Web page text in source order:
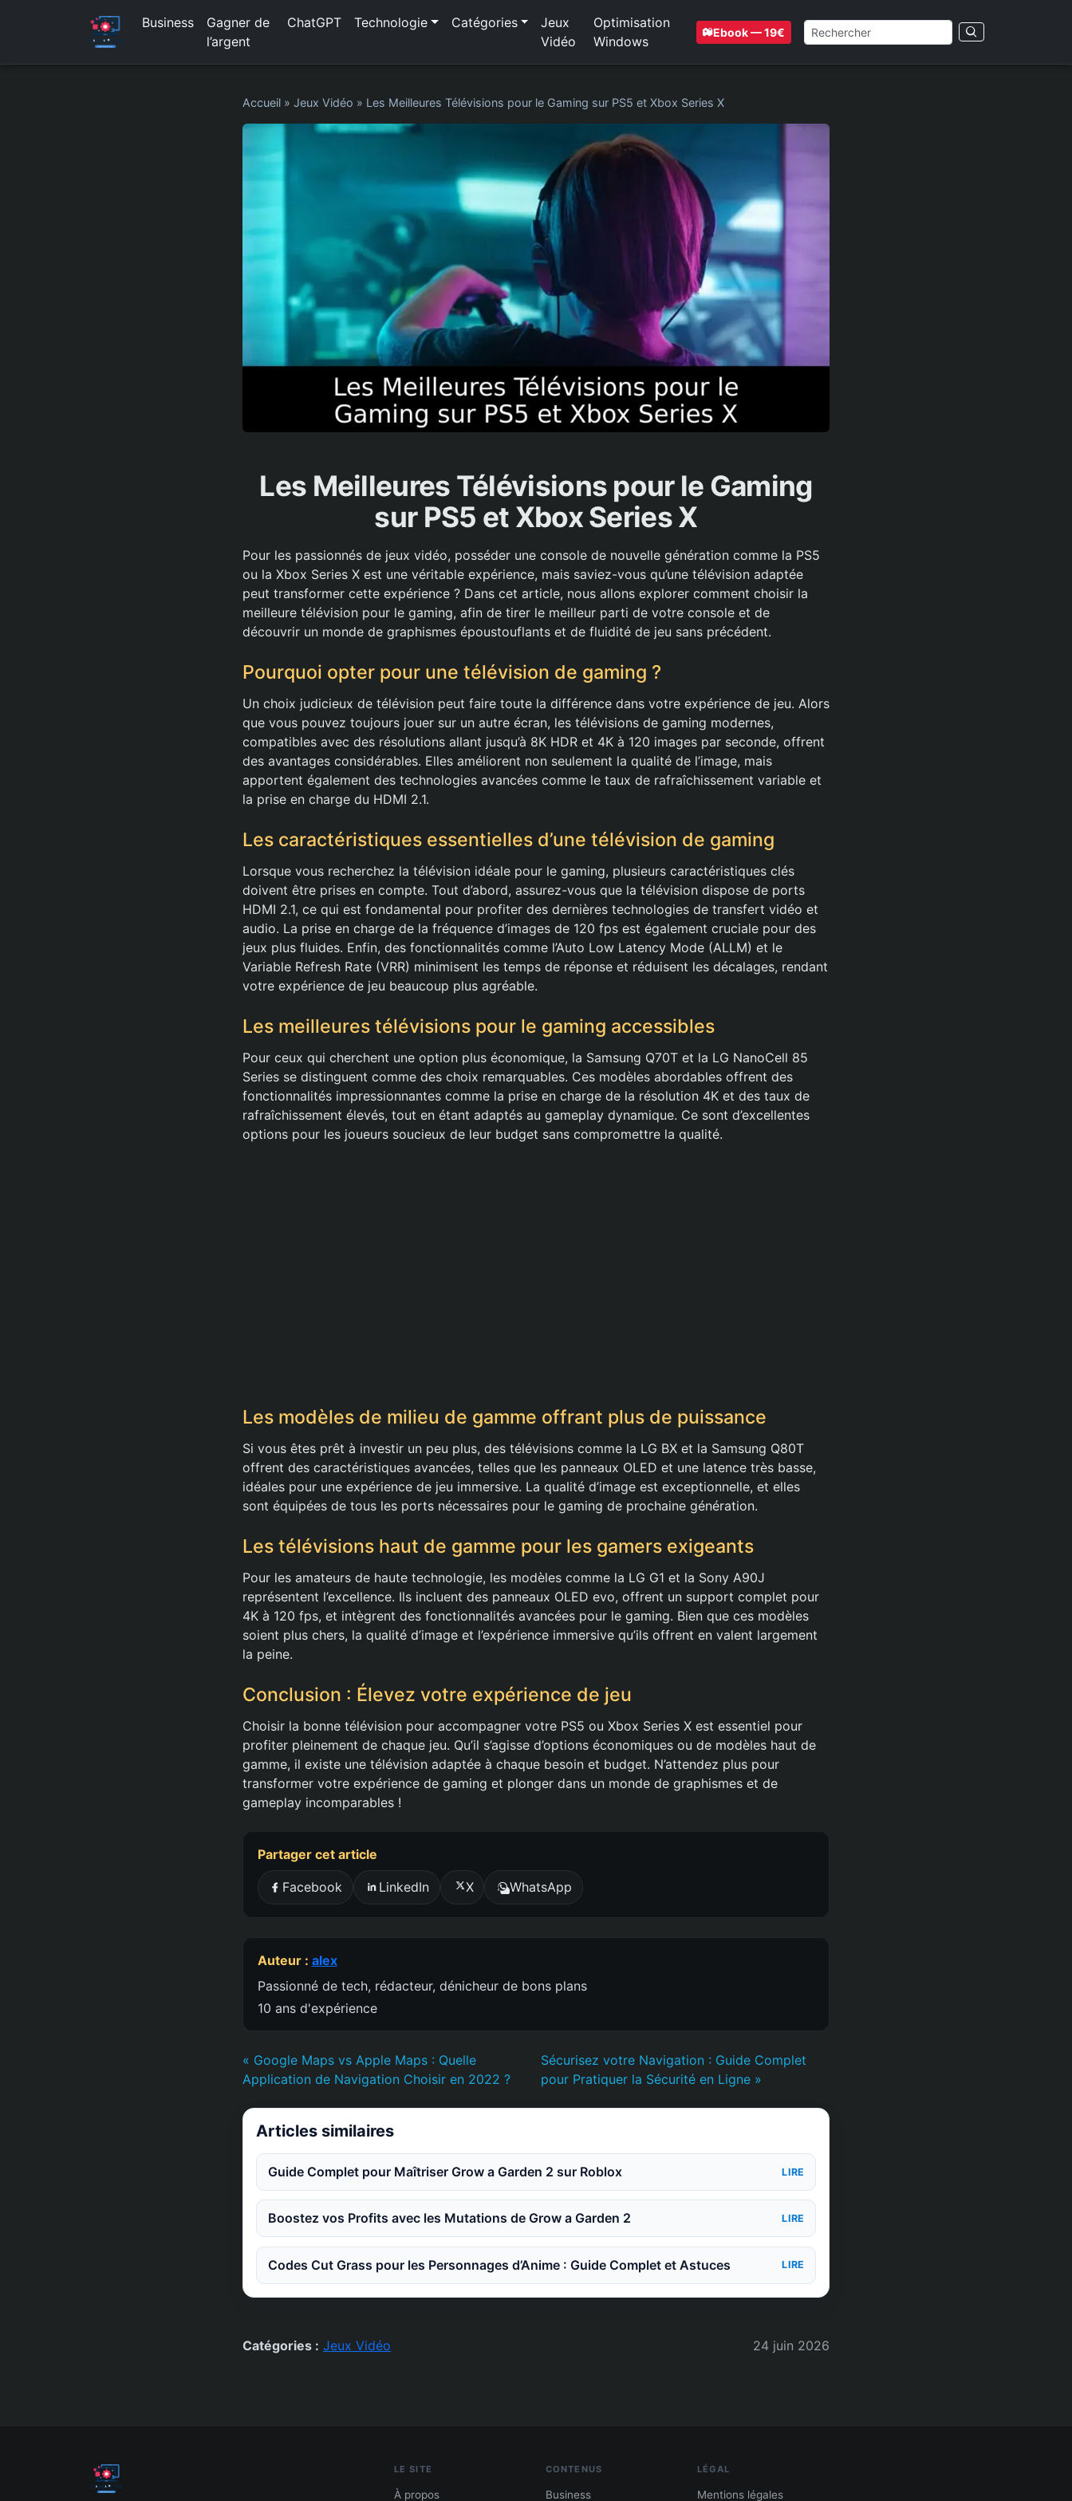
Business
Gagner de
l’argent
ChatGPT Technologie Catégories
Jeux
Vidéo
Optimisation
Windows
Ebook — 19€
Accueil » Jeux Vidéo » Les Meilleures Télévisions pour le Gaming sur PS5 et Xbox Series X
Les Meilleures Télévisions pour le Gaming
sur PS5 et Xbox Series X
Pour les passionnés de jeux vidéo, posséder une console de nouvelle génération comme la PS5
ou la Xbox Series X est une véritable expérience, mais saviez-vous qu’une télévision adaptée
peut transformer cette expérience ? Dans cet article, nous allons explorer comment choisir la
meilleure télévision pour le gaming, afin de tirer le meilleur parti de votre console et de
découvrir un monde de graphismes époustouflants et de fluidité de jeu sans précédent.
Pourquoi opter pour une télévision de gaming ?
Un choix judicieux de télévision peut faire toute la différence dans votre expérience de jeu. Alors
que vous pouvez toujours jouer sur un autre écran, les télévisions de gaming modernes,
compatibles avec des résolutions allant jusqu’à 8K HDR et 4K à 120 images par seconde, offrent
des avantages considérables. Elles améliorent non seulement la qualité de l’image, mais
apportent également des technologies avancées comme le taux de rafraîchissement variable et
la prise en charge du HDMI 2.1.
Les caractéristiques essentielles d’une télévision de gaming
Lorsque vous recherchez la télévision idéale pour le gaming, plusieurs caractéristiques clés
doivent être prises en compte. Tout d’abord, assurez-vous que la télévision dispose de ports
HDMI 2.1, ce qui est fondamental pour profiter des dernières technologies de transfert vidéo et
audio. La prise en charge de la fréquence d’images de 120 fps est également cruciale pour des
jeux plus fluides. Enfin, des fonctionnalités comme l’Auto Low Latency Mode (ALLM) et le
Variable Refresh Rate (VRR) minimisent les temps de réponse et réduisent les décalages, rendant
votre expérience de jeu beaucoup plus agréable.
Les meilleures télévisions pour le gaming accessibles
Pour ceux qui cherchent une option plus économique, la Samsung Q70T et la LG NanoCell 85
Series se distinguent comme des choix remarquables. Ces modèles abordables offrent des
fonctionnalités impressionnantes comme la prise en charge de la résolution 4K et des taux de
rafraîchissement élevés, tout en étant adaptés au gameplay dynamique. Ce sont d’excellentes
options pour les joueurs soucieux de leur budget sans compromettre la qualité.
Les modèles de milieu de gamme offrant plus de puissance
Si vous êtes prêt à investir un peu plus, des télévisions comme la LG BX et la Samsung Q80T
offrent des caractéristiques avancées, telles que les panneaux OLED et une latence très basse,
idéales pour une expérience de jeu immersive. La qualité d’image est exceptionnelle, et elles
sont équipées de tous les ports nécessaires pour le gaming de prochaine génération.
Les télévisions haut de gamme pour les gamers exigeants
Pour les amateurs de haute technologie, les modèles comme la LG G1 et la Sony A90J
représentent l’excellence. Ils incluent des panneaux OLED evo, offrent un support complet pour
4K à 120 fps, et intègrent des fonctionnalités avancées pour le gaming. Bien que ces modèles
soient plus chers, la qualité d’image et l’expérience immersive qu’ils offrent en valent largement
la peine.
Conclusion : Élevez votre expérience de jeu
Choisir la bonne télévision pour accompagner votre PS5 ou Xbox Series X est essentiel pour
profiter pleinement de chaque jeu. Qu’il s’agisse d’options économiques ou de modèles haut de
gamme, il existe une télévision adaptée à chaque besoin et budget. N’attendez plus pour
transformer votre expérience de gaming et plonger dans un monde de graphismes et de
gameplay incomparables !
Partager cet article
Facebook LinkedIn X WhatsApp
Auteur : alex
Passionné de tech, rédacteur, dénicheur de bons plans
10 ans d'expérience
« Google Maps vs Apple Maps : Quelle
Application de Navigation Choisir en 2022 ?
Sécurisez votre Navigation : Guide Complet
pour Pratiquer la Sécurité en Ligne »
Articles similaires
Guide Complet pour Maîtriser Grow a Garden 2 sur Roblox LIRE
Boostez vos Profits avec les Mutations de Grow a Garden 2 LIRE
Codes Cut Grass pour les Personnages d’Anime : Guide Complet et Astuces LIRE
Catégories : Jeux Vidéo 24 juin 2026
LE SITE
À propos
CONTENUS
Business
LÉGAL
Mentions légales